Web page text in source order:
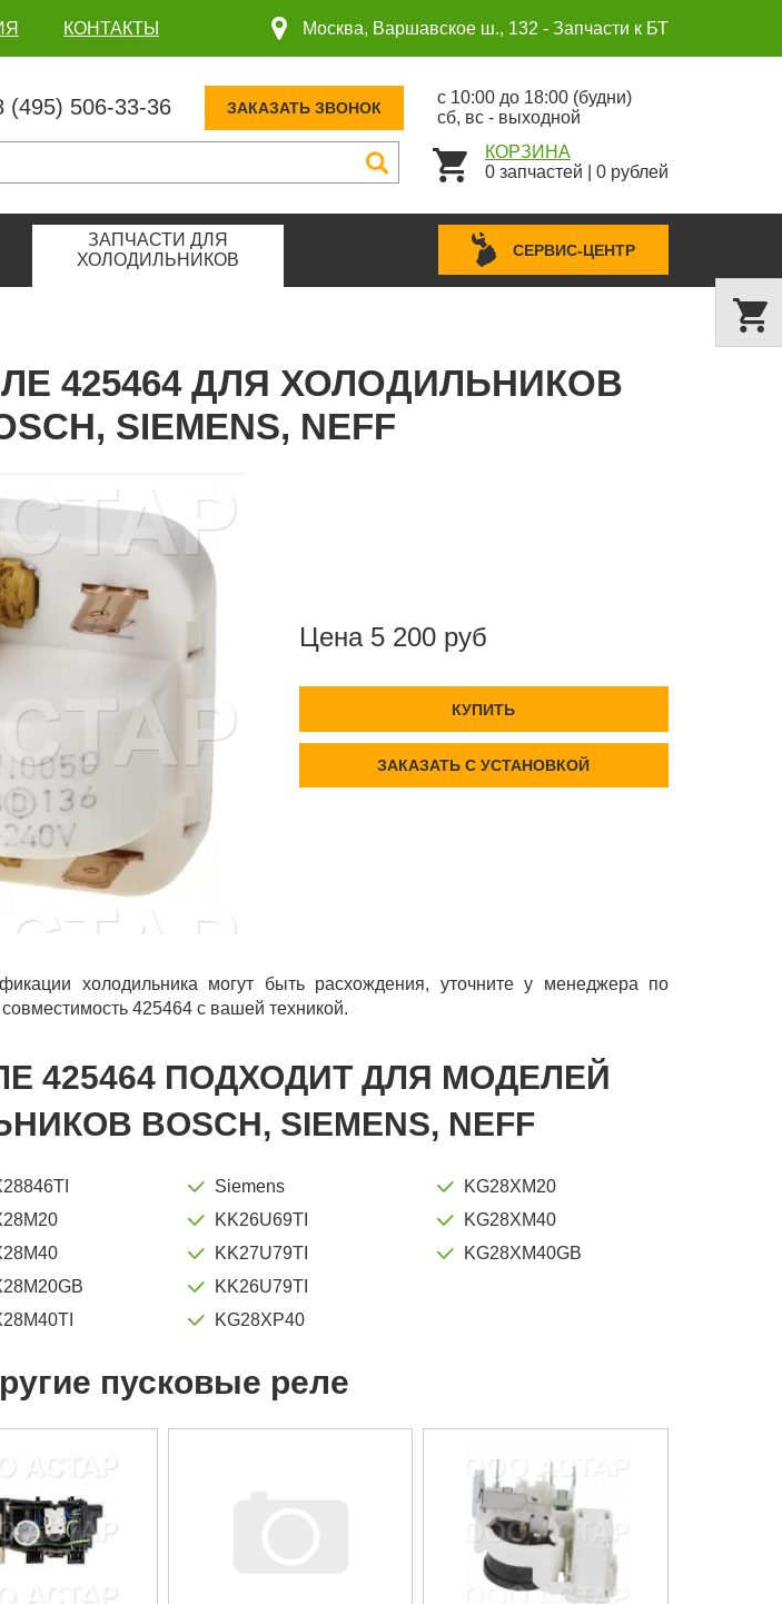
КОНТАКТЫ Москва, Варшавское ш., 132 - Запчасти к БТ
(495) 506-33-36 ЗАКАЗАТЬ ЗВОНОК
с 10:00 до 18:00 (будни)
сб, вс - выходной
КОРЗИНА
0 запчастей 0 рублей
ЗАПЧАСТИ ДЛЯ
ХОЛОДИЛЬНИКОВ
СЕРВИС-ЦЕНТР
425464 ДЛЯ ХОЛОДИЛЬНИКОВ
SIEMENS, NEFF
Цена 5 200 руб
КУПИТЬ
ЗАКАЗАТЬ С УСТАНОВКОЙ
холодильника могут быть расхождения, уточните у менеджера по
425464 с вашей техникой.
425464 ПОДХОДИТ ДЛЯ МОДЕЛЕЙ
BOSCH, SIEMENS, NEFF
Siemens
KK26U69TI
KK27U79TI
KK26U79TI
KG28XP40
KG28XM20
KG28XM40
KG28XM40GB
пусковые реле